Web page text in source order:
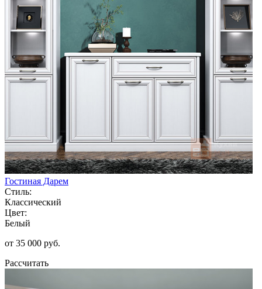
Гостиная Дарем
Стиль:
Классический
Цвет:
Белый
от 35 000 руб.
Рассчитать